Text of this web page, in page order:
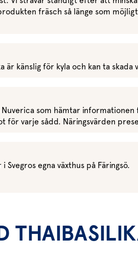
fräsch så länge som
är känslig för kyla och kan ta
som hämtar
för varje sådd. Näringsvärden
Svegros egna växthus på Färingsö.